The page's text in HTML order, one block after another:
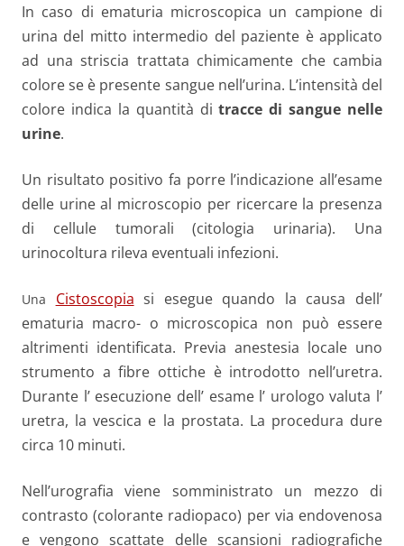
In caso di ematuria microscopica un campione di
urina del mitto intermedio del paziente è applicato
ad una striscia trattata chimicamente che cambia
colore se è presente sangue nell’urina. L’intensità del
colore indica la quantità ditracce di sangue nelle
urine.
Un risultato positivo fa porre l’indicazione all’esame
delle urine al microscopio per ricercare la presenza
di cellule tumorali (citologia urinaria). Una
urinocoltura rileva eventuali infezioni.
Una Cistoscopia si esegue quando la causa dell’
ematuria macro- o microscopica non può essere
altrimenti identificata. Previa anestesia locale uno
strumento a fibre ottiche è introdotto nell’uretra.
Durante l’ esecuzione dell’ esame l’ urologo valuta l’
uretra, la vescica e la prostata. La procedura dure
circa 10 minuti.
Nell’urografia viene somministrato un mezzo di
contrasto (colorante radiopaco) per via endovenosa
e vengono scattate delle scansioni radiografiche